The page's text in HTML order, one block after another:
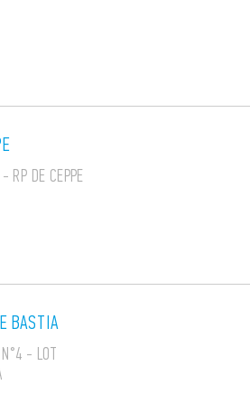
- RP DE CEPPE
BASTIA
N°4 - LOT